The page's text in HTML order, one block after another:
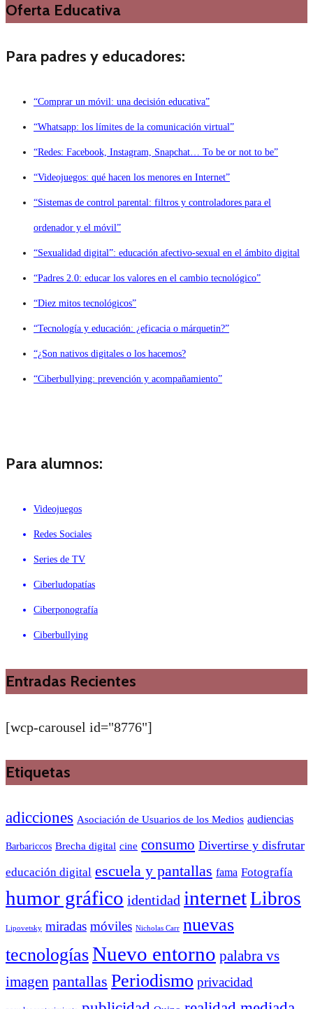
Oferta Educativa
Para padres y educadores:
“Comprar un móvil: una decisión educativa”
“Whatsapp: los límites de la comunicación virtual”
“Redes: Facebook, Instagram, Snapchat… To be or not to be”
“Videojuegos: qué hacen los menores en Internet”
“Sistemas de control parental: filtros y controladores para el
ordenador y el móvil”
“Sexualidad digital”: educación afectivo-sexual en el ámbito digital
“Padres 2.0: educar los valores en el cambio tecnológico”
“Diez mitos tecnológicos”
“Tecnología y educación: ¿eficacia o márquetin?”
“¿Son nativos digitales o los hacemos?
“Ciberbullying: prevención y acompañamiento”
Para alumnos:
Videojuegos
Redes Sociales
Series de TV
Ciberludopatías
Ciberponografía
Ciberbullying
Entradas Recientes
[wcp-carousel id="8776"]
Etiquetas
adicciones Asociación de Usuarios de los Medios audiencias
Barbariccos Brecha digital cine consumo Divertirse y disfrutar
educación digital escuela y pantallas fama Fotografía
humor gráfico identidad internetLibros
Lipovetsky miradas móviles Nicholas Carr nuevas
tecnologíasNuevo entorno palabra vs
imagen pantallas Periodismo privacidad